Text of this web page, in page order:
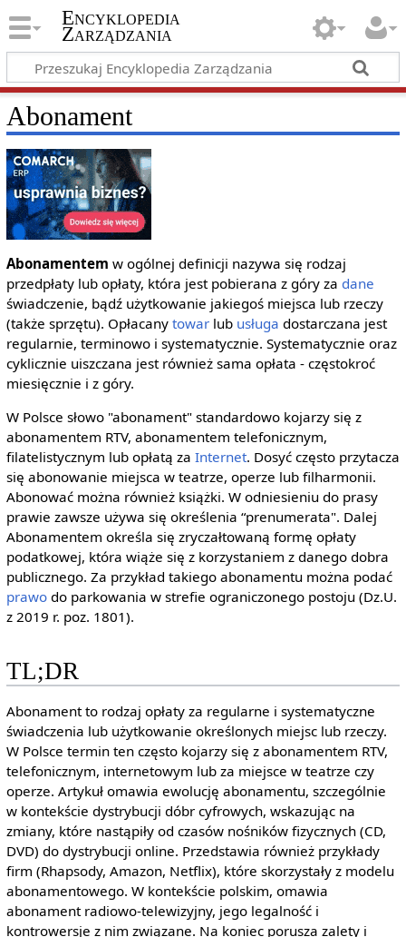
Encyklopedia
Zarządzania
Abonament
Abonamentem w ogólnej definicji nazywa się rodzaj
przedpłaty lub opłaty, która jest pobierana z góry za dane
świadczenie, bądź użytkowanie jakiegoś miejsca lub rzeczy
(także sprzętu). Opłacany towarlub usługa dostarczana jest
regularnie, terminowo i systematycznie. Systematycznie oraz
cyklicznie uiszczana jest również sama opłata - częstokroć
miesięcznie i z góry.
W Polsce słowo "abonament" standardowo kojarzy się z
abonamentem RTV, abonamentem telefonicznym,
filatelistycznym lub opłatą za Internet. Dosyć często przytacza
się abonowanie miejsca w teatrze, operze lub filharmonii.
Abonować można również książki. W odniesieniu do prasy
prawie zawsze używa się określenia “prenumerata". Dalej
Abonamentem określa się zryczałtowaną formę opłaty
podatkowej, która wiąże się z korzystaniem z danego dobra
publicznego. Za przykład takiego abonamentu można podać
prawodo parkowania w strefie ograniczonego postoju (Dz.U.
z 2019 r. poz. 1801).
TL;DR
Abonament to rodzaj opłaty za regularne i systematyczne
świadczenia lub użytkowanie określonych miejsc lub rzeczy.
W Polsce termin ten często kojarzy się z abonamentem RTV,
telefonicznym, internetowym lub za miejsce w teatrze czy
operze. Artykuł omawia ewolucję abonamentu, szczególnie
w kontekście dystrybucji dóbr cyfrowych, wskazując na
zmiany, które nastąpiły od czasów nośników fizycznych (CD,
DVD) do dystrybucji online. Przedstawia również przykłady
firm (Rhapsody, Amazon, Netflix), które skorzystały z modelu
abonamentowego. W kontekście polskim, omawia
abonament radiowo-telewizyjny, jego legalność i
kontrowersje z nim związane. Na koniec porusza zalety i